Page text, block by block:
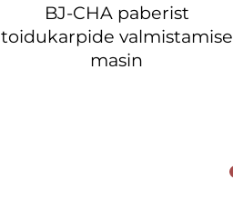
BJ-CHA paberist
toidukarpide valmistamise
masin